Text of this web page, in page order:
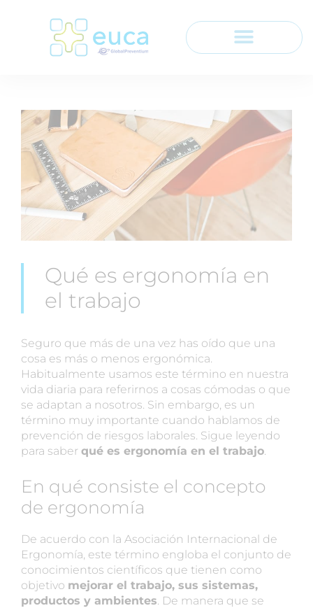
Qué es ergonomía en
el trabajo
Seguro que más de una vez has oído que una
cosa es más o menos ergonómica.
Habitualmente usamos este término en nuestra
vida diaria para referirnos a cosas cómodas o que
se adaptan a nosotros. Sin embargo, es un
término muy importante cuando hablamos de
prevención de riesgos laborales. Sigue leyendo
para saber qué es ergonomía en el trabajo.
En qué consiste el concepto
de ergonomía
De acuerdo con la Asociación Internacional de
Ergonomía, este término engloba el conjunto de
conocimientos científicos que tienen como
objetivo mejorar el trabajo, sus sistemas,
productos y ambientes. De manera que se